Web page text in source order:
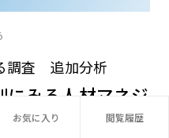
調査 追加分析
にみる人材マネジ
お気に 入り 閲覧履歴